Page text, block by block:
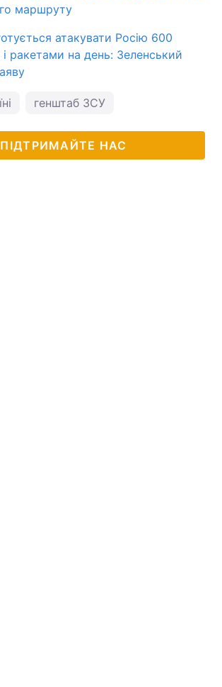
маршруту
атакувати Росію 600
ракетами на день: Зеленський
генштаб ЗСУ
ПІДТРИМАЙТЕ НАС